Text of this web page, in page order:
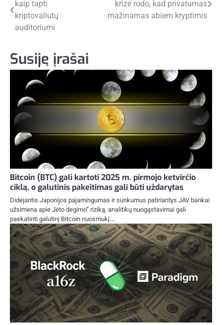
tarp
įrašų
kaip tapti
kriptovaliutų
auditoriumi
krizė rodo, kad privatumas
mažinamas abiem kryptimis
Susiję įrašai
Bitcoin (BTC) gali kartoti 2025 m. pirmojo ketvirčio
ciklą, o galutinis pakeitimas gali būti uždarytas
Didėjantis Japonijos pajamingumas ir sunkumus patiriantys JAV bankai
užsimena apie „lėto degimo“ riziką, analitikų nuogąstavimai gali
paskatinti galutinį Bitcoin nuosmukį.…